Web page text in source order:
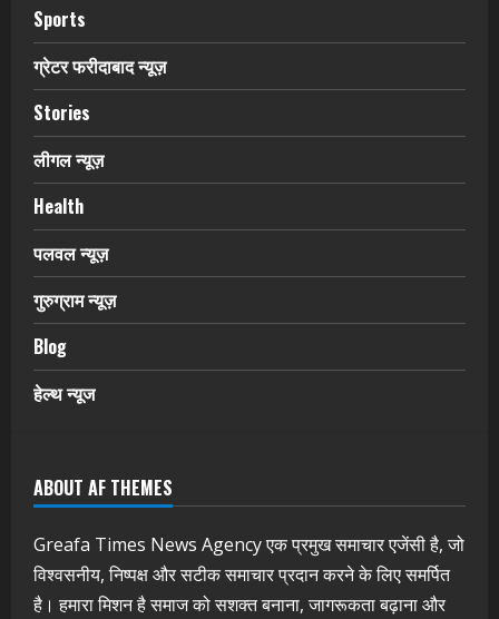
Sports
ग्रेटर फरीदाबाद न्यूज़
Stories
लीगल न्यूज़
Health
पलवल न्यूज़
गुरुग्राम न्यूज़
Blog
हेल्थ न्यूज
ABOUT AF THEMES
Greafa Times News Agency एक प्रमुख समाचार एजेंसी है, जो
विश्वसनीय, निष्पक्ष और सटीक समाचार प्रदान करने के लिए समर्पित
है। हमारा मिशन है समाज को सशक्त बनाना, जागरूकता बढ़ाना और